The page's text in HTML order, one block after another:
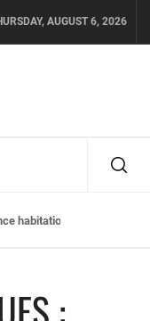
AUGUST 6, 2026
habitation : bien choisir